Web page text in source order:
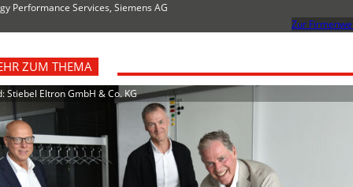
Performance Services, Siemens AG
Zur
ZUM THEMA
Stiebel Eltron GmbH & Co. KG